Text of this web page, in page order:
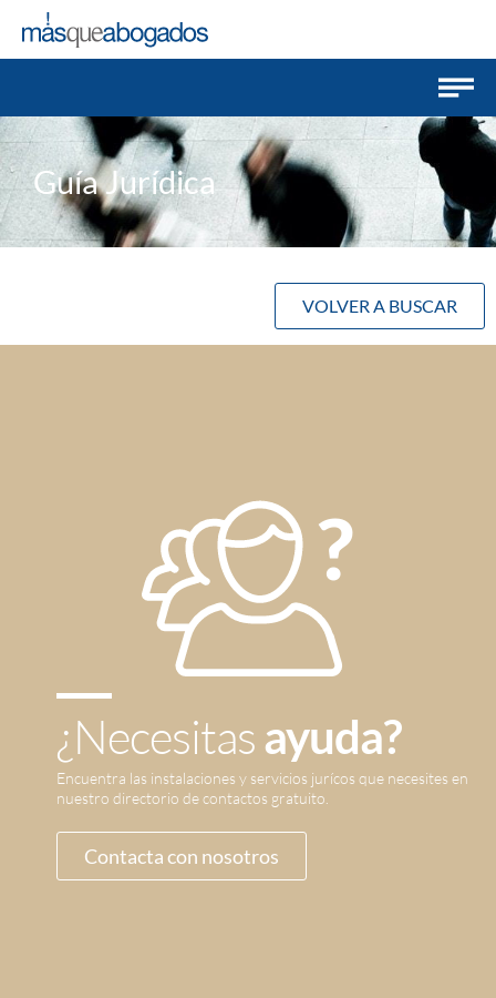
Guía Jurídica
VOLVER A BUSCAR
¿Necesitasayuda?
Encuentra las instalaciones y servicios jurícos que necesites en
nuestro directorio de contactos gratuito.
Contacta con nosotros